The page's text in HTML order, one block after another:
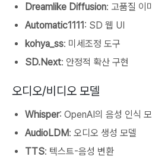
Dreamlike Diffusion: 고품질 이
Automatic1111: SD 웹 UI
kohya_ss: 미세조정 도구
SD.Next: 안정적 확산 구현
오디오/비디오 모델
Whisper: OpenAI의 음성 인식
AudioLDM: 오디오 생성 모델
TTS: 텍스트-음성 변환